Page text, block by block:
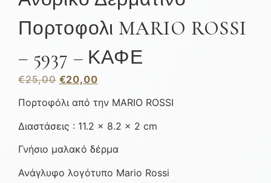
Πορτοφολι MARIO ROSSI
– 5937 – ΚΑΦΕ
€25,00 €20,00
Πορτοφόλι από την MARIO ROSSI
Διαστάσεις : 11.2 × 8.2 × 2 cm
Γνήσιο μαλακό δέρμα
Ανάγλυφο λογότυπο Mario Rossi